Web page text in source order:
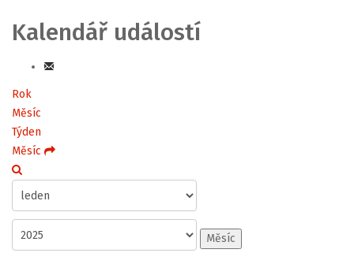
Kalendář událostí
Rok
Měsíc
Týden
Měsíc
Měsíc